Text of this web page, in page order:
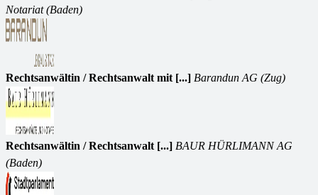
Notariat (Baden)
Rechtsanwältin / Rechtsanwalt mit [...] Barandun AG (Zug)
Rechtsanwältin / Rechtsanwalt [...] BAUR HÜRLIMANN AG
(Baden)